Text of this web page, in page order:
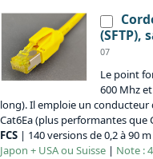
(SFTP),
07
Le point
600 Mhz
long). Il emploie un conducteur
Cat6Ea (plus performantes que
FCS | 140 versions de 0,2 à 90
Japon + USA ou Suisse | Note :